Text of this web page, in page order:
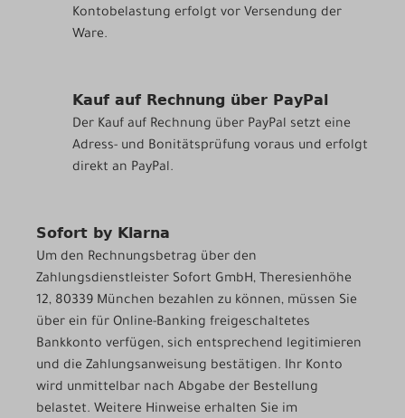
Kontobelastung erfolgt vor Versendung der
Ware.
Kauf auf Rechnung über PayPal
Der Kauf auf Rechnung über PayPal setzt eine
Adress- und Bonitätsprüfung voraus und erfolgt
direkt an PayPal.
Sofort by Klarna
Um den Rechnungsbetrag über den
Zahlungsdienstleister Sofort GmbH, Theresienhöhe
12, 80339 München bezahlen zu können, müssen Sie
über ein für Online-Banking freigeschaltetes
Bankkonto verfügen, sich entsprechend legitimieren
und die Zahlungsanweisung bestätigen. Ihr Konto
wird unmittelbar nach Abgabe der Bestellung
belastet. Weitere Hinweise erhalten Sie im